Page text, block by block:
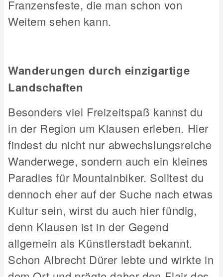
Franzensfeste, die man schon von
Weitem sehen kann.
Wanderungen durch einzigartige
Landschaften
Besonders viel Freizeitspaß kannst du
in der Region um Klausen erleben. Hier
findest du nicht nur abwechslungsreiche
Wanderwege, sondern auch ein kleines
Paradies für Mountainbiker. Solltest du
dennoch eher auf der Suche nach etwas
Kultur sein, wirst du auch hier fündig,
denn Klausen ist in der Gegend
allgemein als Künstlerstadt bekannt.
Schon Albrecht Dürer lebte und wirkte in